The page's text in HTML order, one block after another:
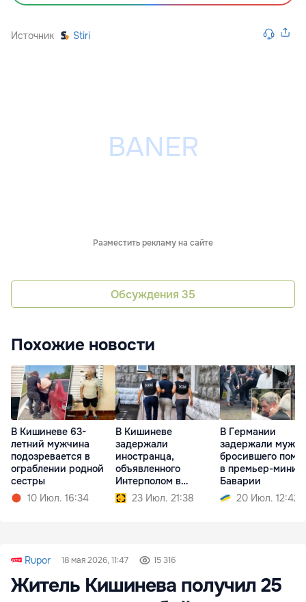
Источник Stiri
Разместить рекламу на сайте
Обсуждения 35
Похожие новости
В Кишиневе 63-
летний мужчина
подозревается в
ограблении родной
сестры
10 Июл. 16:34
В Кишиневе
задержали
иностранца,
объявленного
Интерполом в
международный
розыск
23 Июл. 21:38
В Германии
задержали
бросившего
в премьер-
Баварии
20 Июл. 12:42
Rupor 18 мая 2026, 11:47 15 316
Житель Кишинева получил 25